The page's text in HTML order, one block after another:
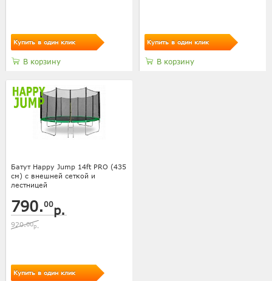
Купить в один клик
В корзину
Купить в один клик
В корзину
Батут Happy Jump 14ft PRO (435
см) с внешней сеткой и
лестницей
790.00р.
920.00р.
Купить в один клик